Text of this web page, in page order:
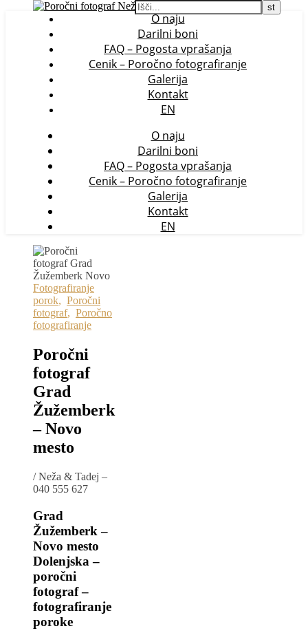
O naju
Darilni boni
FAQ – Pogosta vprašanja
Cenik – Poročno fotografiranje
Galerija
Kontakt
EN
O naju
Darilni boni
FAQ – Pogosta vprašanja
Cenik – Poročno fotografiranje
Galerija
Kontakt
EN
Fotografiranje
porok, Poročni
fotograf, Poročno
fotografiranje
Poročni
fotograf
Grad
Žužemberk
– Novo
mesto
/Neža & Tadej –
040 555 627
Grad
Žužemberk –
Novo mesto
Dolenjska –
poročni
fotograf –
fotografiranje
poroke